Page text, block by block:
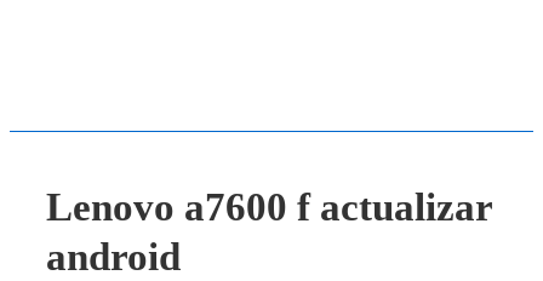
Lenovo a7600 f actualizar
android